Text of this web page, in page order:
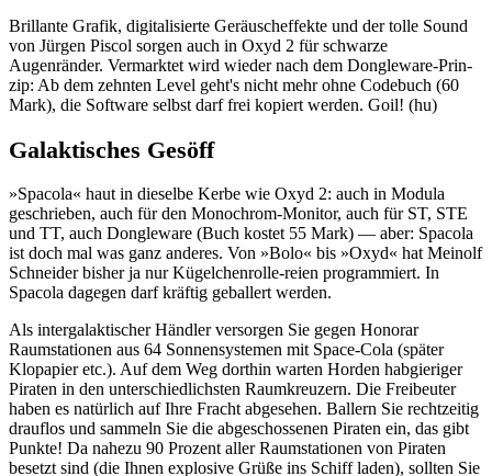
Brillante Grafik, digitalisierte Geräuscheffekte und der tolle Sound
von Jürgen Piscol sorgen auch in Oxyd 2 für schwarze
Augenränder. Vermarktet wird wieder nach dem Dongleware-Prin-
zip: Ab dem zehnten Level geht's nicht mehr ohne Codebuch (60
Mark), die Software selbst darf frei kopiert werden. Goil! (hu)
Galaktisches Gesöff
»Spacola« haut in dieselbe Kerbe wie Oxyd 2: auch in Modula
geschrieben, auch für den Monochrom-Monitor, auch für ST, STE
und TT, auch Dongleware (Buch kostet 55 Mark) — aber: Spacola
ist doch mal was ganz anderes. Von »Bolo« bis »Oxyd« hat Meinolf
Schneider bisher ja nur Kügelchenrolle-reien programmiert. In
Spacola dagegen darf kräftig geballert werden.
Als intergalaktischer Händler versorgen Sie gegen Honorar
Raumstationen aus 64 Sonnensystemen mit Space-Cola (später
Klopapier etc.). Auf dem Weg dorthin warten Horden habgieriger
Piraten in den unterschiedlichsten Raumkreuzern. Die Freibeuter
haben es natürlich auf Ihre Fracht abgesehen. Ballern Sie rechtzeitig
drauflos und sammeln Sie die abgeschossenen Piraten ein, das gibt
Punkte! Da nahezu 90 Prozent aller Raumstationen von Piraten
besetzt sind (die Ihnen explosive Grüße ins Schiff laden), sollten Sie